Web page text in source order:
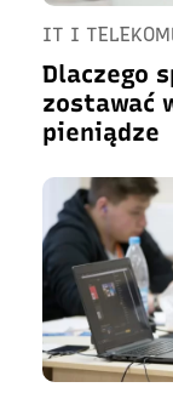
IT I
Dlaczego
zostawać
pieniądze